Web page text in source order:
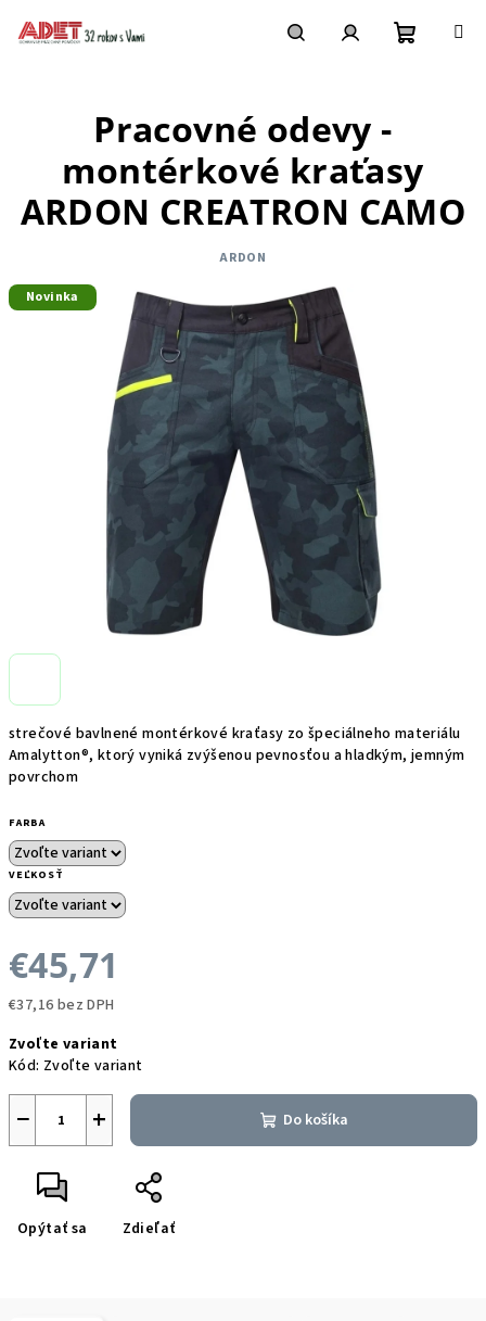
strečové bavlnené montérkové kraťasy zo špeciálneho materiálu
Amalytton®, ktorý vyniká zvýšenou pevnosťou a hladkým, jemným
povrchom
FARBA
VEĽKOSŤ
€45,71
€37,16 bez DPH
cena:
Zvoľte variant
Kód: Zvoľte variant
+
− Do košíka
Opýtať sa Zdieľať
Pracovné odevy -
montérkové kraťasy
ARDON CREATRON CAMO
ARDON
Novinka